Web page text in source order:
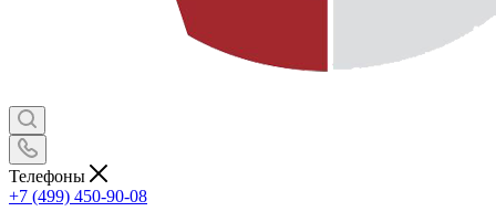
Телефоны
+7 (499) 450-90-08